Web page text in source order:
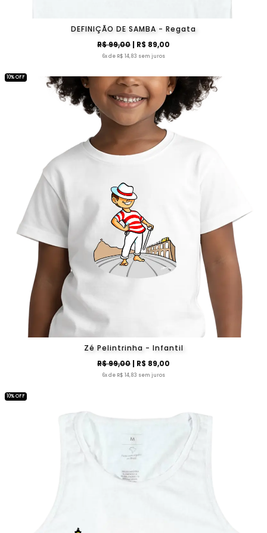
DEFINIÇÃO DE SAMBA - Regata
R$ 99,00 | R$ 89,00
6x de R$ 14,83 sem juros
Zé Pelintrinha - Infantil
R$ 99,00 | R$ 89,00
6x de R$ 14,83 sem juros
10% OFF
10% OFF